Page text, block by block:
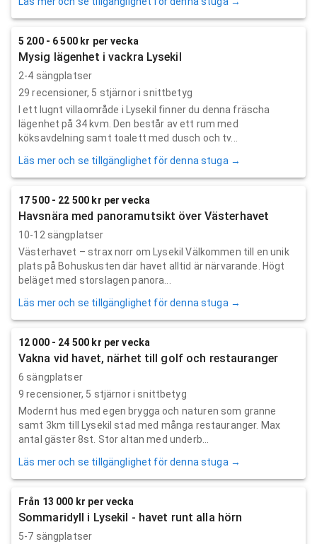
5 200 - 6 500 kr per vecka
Mysig lägenhet i vackra Lysekil
2-4 sängplatser
29 recensioner, 5 stjärnor i snittbetyg
I ett lugnt villaområde i Lysekil finner du denna fräscha
lägenhet på 34 kvm. Den består av ett rum med
köksavdelning samt toalett med dusch och tv...
Läs mer och se tillgänglighet för denna stuga →
17 500 - 22 500 kr per vecka
Havsnära med panoramutsikt över Västerhavet
10-12 sängplatser
Västerhavet – strax norr om Lysekil Välkommen till en unik
plats på Bohuskusten där havet alltid är närvarande. Högt
beläget med storslagen panora...
Läs mer och se tillgänglighet för denna stuga →
12 000 - 24 500 kr per vecka
Vakna vid havet, närhet till golf och restauranger
6 sängplatser
9 recensioner, 5 stjärnor i snittbetyg
Modernt hus med egen brygga och naturen som granne
samt 3km till Lysekil stad med många restauranger. Max
antal gäster 8st. Stor altan med underb...
Läs mer och se tillgänglighet för denna stuga →
Från 13 000 kr per vecka
Sommaridyll i Lysekil - havet runt alla hörn
5-7 sängplatser